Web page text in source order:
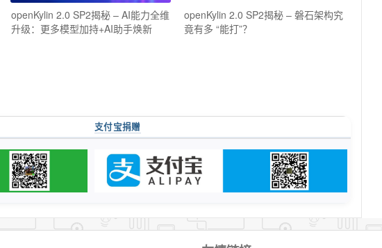
openKylin 2.0 SP2揭秘 – AI能力全维
升级：更多模型加持+AI助手焕新
openKylin 2.0 SP2揭秘 – 磐石架构究
竟有多 “能打”？
支付宝捐赠